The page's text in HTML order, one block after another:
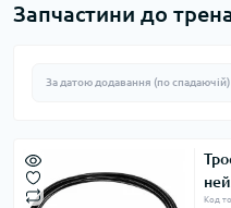
Запчастини до
Код